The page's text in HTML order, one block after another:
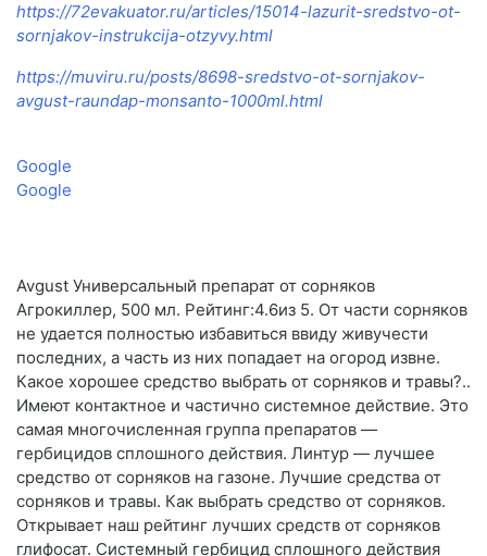
https://72evakuator.ru/articles/15014-lazurit-sredstvo-ot-
sornjakov-instrukcija-otzyvy.html
https://muviru.ru/posts/8698-sredstvo-ot-sornjakov-
avgust-raundap-monsanto-1000ml.html
Google
Google
Avgust Универсальный препарат от сорняков
Агрокиллер, 500 мл. Рейтинг:4.6из 5. От части сорняков
не удается полностью избавиться ввиду живучести
последних, а часть из них попадает на огород извне.
Какое хорошее средство выбрать от сорняков и травы?..
Имеют контактное и частично системное действие. Это
самая многочисленная группа препаратов —
гербицидов сплошного действия. Линтур — лучшее
средство от сорняков на газоне. Лучшие средства от
сорняков и травы. Как выбрать средство от сорняков.
Открывает наш рейтинг лучших средств от сорняков
глифосат. Системный гербицид сплошного действия